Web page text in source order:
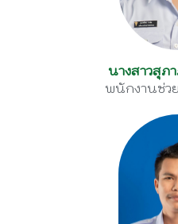
นางสาวสุภ
พนักงานช่ว